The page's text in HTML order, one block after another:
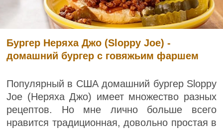
Бургер Неряха Джо (Sloppy Joe) -
домашний бургер с говяжьим фаршем
Популярный в США домашний бургер Sloppy
Joe (Неряха Джо) имеет множество разных
рецептов. Но мне лично больше всего
нравится традиционная, довольно простая в